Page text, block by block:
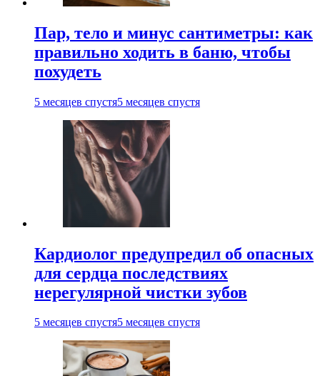
Пар, тело и минус сантиметры: как
правильно ходить в баню, чтобы
похудеть
5 месяцев спустя5 месяцев спустя
Кардиолог предупредил об опасных
для сердца последствиях
нерегулярной чистки зубов
5 месяцев спустя5 месяцев спустя